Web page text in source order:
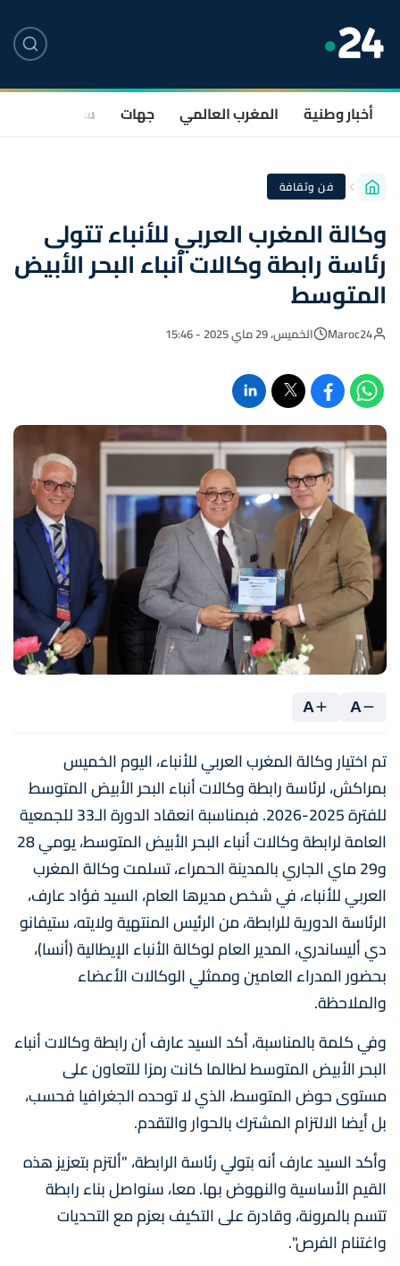
أخبار وطنية المغرب العالمي جهات سياسة
فن وثقافة
وكالة المغرب العربي للأنباء تتولى
رئاسة رابطة وكالات أنباء البحر الأبيض
المتوسط
Maroc24 الخميس، 29 ماي 2025 - 15:46
A
A
تم اختيار وكالة المغرب العربي للأنباء، اليوم الخميس
بمراكش، لرئاسة رابطة وكالات أنباء البحر الأبيض المتوسط
للفترة 2025-2026. فبمناسبة انعقاد الدورة الـ33 للجمعية
العامة لرابطة وكالات أنباء البحر الأبيض المتوسط، يومي 28
و29 ماي الجاري بالمدينة الحمراء، تسلمت وكالة المغرب
العربي للأنباء، في شخص مديرها العام، السيد فؤاد عارف،
الرئاسة الدورية للرابطة، من الرئيس المنتهية ولايته، ستيفانو
دي أليساندري، المدير العام لوكالة الأنباء الإيطالية (أنسا)،
بحضور المدراء العامين وممثلي الوكالات الأعضاء
والملاحظة.
وفي كلمة بالمناسبة، أكد السيد عارف أن رابطة وكالات أنباء
البحر الأبيض المتوسط لطالما كانت رمزا للتعاون على
مستوى حوض المتوسط، الذي لا توحده الجغرافيا فحسب،
بل أيضا الالتزام المشترك بالحوار والتقدم.
وأكد السيد عارف أنه بتولي رئاسة الرابطة، "ألتزم بتعزيز هذه
القيم الأساسية والنهوض بها. معا، سنواصل بناء رابطة
تتسم بالمرونة، وقادرة على التكيف بعزم مع التحديات
واغتنام الفرص".